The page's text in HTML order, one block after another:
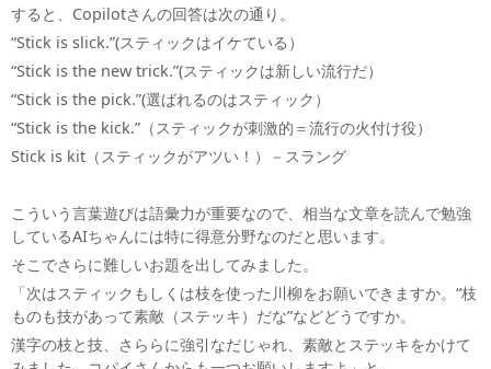
すると、Copilotさんの回答は次の通り。
“Stick is slick.”(スティックはイケている）
“Stick is the new trick.”(スティックは新しい流行だ）
“Stick is the pick.”(選ばれるのはスティック）
“Stick is the kick.”（スティックが刺激的＝流行の火付け役）
Stick is kit（スティックがアツい！）－スラング
こういう言葉遊びは語彙力が重要なので、相当な文章を読んで勉強
しているAIちゃんには特に得意分野なのだと思います。
そこでさらに難しいお題を出してみました。
「次はスティックもしくは枝を使った川柳をお願いできますか。“枝
ものも技があって素敵（ステッキ）だな”などどうですか。
漢字の枝と技、さららに強引なだじゃれ、素敵とステッキをかけて